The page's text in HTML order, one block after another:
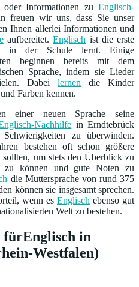
oder Informationen zu Englisch-
freuen wir uns, dass Sie unser
Ihnen allerlei Informationen und
aufbereitet.Englisch ist die erste
in der Schule lernt. Einige
beginnen bereits mit dem
Sprache, indem sie Lieder
Dabei lernen die Kinder
Farben kennen.
einer neuen Sprache seine
Nachhilfe in Erndtebrück
zu überwinden.
bestehen oft schon größere
um stets den Überblick zu
zu können und gute Noten zu
die Muttersprache von rund 375
können sie insgesamt sprechen.
wenn es Englisch ebenso gut
Welt zu bestehen.
fürEnglisch in
Westfalen)